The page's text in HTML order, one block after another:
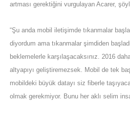
artması gerektiğini vurgulayan Acarer,
“Şu anda mobil iletişimde tıkanmalar
diyordum ama tıkanmalar şimdiden
beklemelerle karşılaşacaksınız. 2016
altyapıyı geliştiremezsek. Mobil de tek
mobildeki büyük datayı siz fiberle
olmak gerekmiyor. Bunu her aklı selim